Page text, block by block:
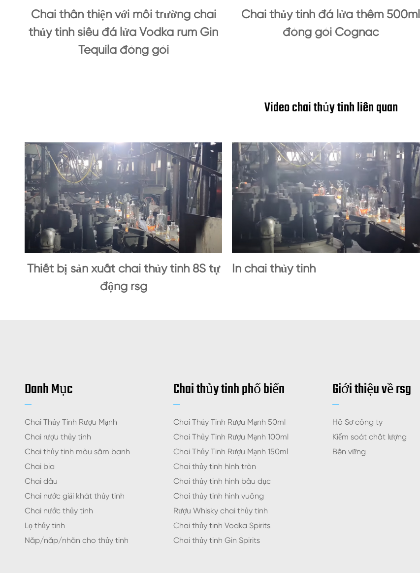
Chai thân thiện với môi trường chai
thủy tinh siêu đá lửa Vodka rum Gin
Tequila đóng gói
Chai thủy tinh đá lửa thêm 500ml
đóng gói Cognac
Video chai thủy tinh liên quan
Thiết bị sản xuất chai thủy tinh 8S tự
động rsg
In chai thủy tinh
Danh Mục
Chai Thủy Tinh Rượu Mạnh
Chai rượu thủy tinh
Chai thủy tinh màu sâm banh
Chai bia
Chai dầu
Chai nước giải khát thủy tinh
Chai nước thủy tinh
Lọ thủy tinh
Nắp/nắp/nhãn cho thủy tinh
Chai thủy tinh phổ biến
Chai Thủy Tinh Rượu Mạnh 50ml
Chai Thủy Tinh Rượu Mạnh 100ml
Chai Thủy Tinh Rượu Mạnh 150ml
Chai thủy tinh hình tròn
Chai thủy tinh hình bầu dục
Chai thủy tinh hình vuông
Rượu Whisky chai thủy tinh
Chai thủy tinh Vodka Spirits
Chai thủy tinh Gin Spirits
Giới thiệu về rsg
Hồ Sơ công ty
Kiểm soát chất lượng
Bền vững